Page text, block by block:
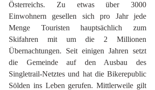
Österreichs. Zu etwas über 3000
Einwohnern gesellen sich pro Jahr jede
Menge Touristen hauptsächlich zum
Skifahren mit um die 2 Millionen
Übernachtungen. Seit einigen Jahren setzt
die Gemeinde auf den Ausbau des
Singletrail-Netztes und hat die Bikerepublic
Sölden ins Leben gerufen. Mittlerweile gilt